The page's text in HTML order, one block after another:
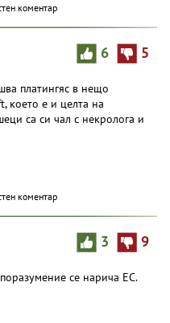
коментар
6 5
платингяс в нещо
което е и целта на
са си чал с некролога и
коментар
3 9
се нарича ЕС.